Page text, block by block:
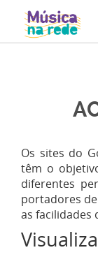
Os sites do
têm o
diferentes
portadores
as facilidades